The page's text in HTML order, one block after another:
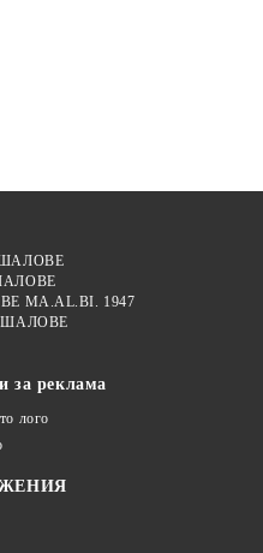
MA.AL.BI. 1947
за реклама
лого